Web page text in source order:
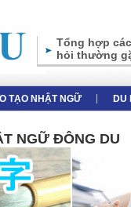
Tổng hợp
hỏi thường
TẠO NHẬT NGỮ DU
NGỮ ĐÔNG DU